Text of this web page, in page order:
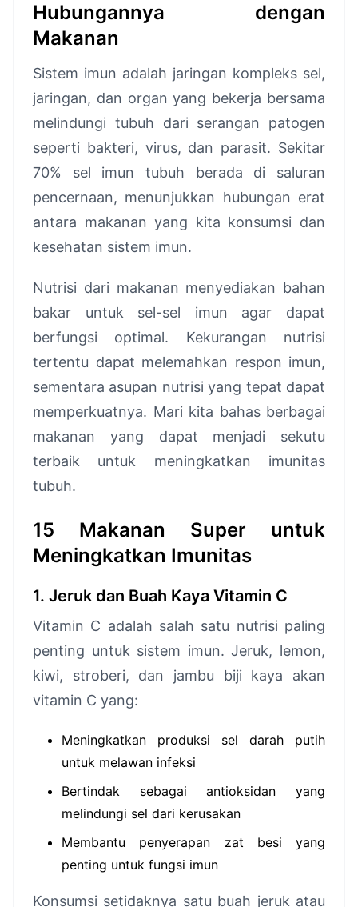
Hubungannya dengan
Makanan
Sistem imun adalah jaringan kompleks sel,
jaringan, dan organ yang bekerja bersama
melindungi tubuh dari serangan patogen
seperti bakteri, virus, dan parasit. Sekitar
70% sel imun tubuh berada di saluran
pencernaan, menunjukkan hubungan erat
antara makanan yang kita konsumsi dan
kesehatan sistem imun.
Nutrisi dari makanan menyediakan bahan
bakar untuk sel-sel imun agar dapat
berfungsi optimal. Kekurangan nutrisi
tertentu dapat melemahkan respon imun,
sementara asupan nutrisi yang tepat dapat
memperkuatnya. Mari kita bahas berbagai
makanan yang dapat menjadi sekutu
terbaik untuk meningkatkan imunitas
tubuh.
15 Makanan Super untuk
Meningkatkan Imunitas
1. Jeruk dan Buah Kaya Vitamin C
Vitamin C adalah salah satu nutrisi paling
penting untuk sistem imun. Jeruk, lemon,
kiwi, stroberi, dan jambu biji kaya akan
vitamin C yang:
Meningkatkan produksi sel darah putih
untuk melawan infeksi
Bertindak sebagai antioksidan yang
melindungi sel dari kerusakan
Membantu penyerapan zat besi yang
penting untuk fungsi imun
Konsumsi setidaknya satu buah jeruk atau